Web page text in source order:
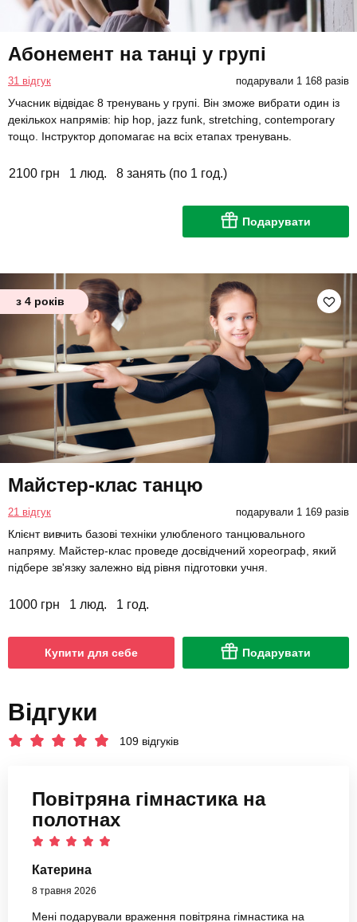
Абонемент на танці у групі
31 відгук подарували 1 168 разів
Учасник відвідає 8 тренувань у групі. Він зможе вибрати один із
декількох напрямів: hip hop, jazz funk, stretching, contemporary
тощо. Інструктор допомагає на всіх етапах тренувань.
2100 грн 1 люд. 8 занять (по 1 год.)
Подарувати
з 4 років
Майстер-клас танцю
21 відгук подарували 1 169 разів
Клієнт вивчить базові техніки улюбленого танцювального
напряму. Майстер-клас проведе досвідчений хореограф, який
підбере зв'язку залежно від рівня підготовки учня.
1000 грн 1 люд. 1 год.
Купити для себе Подарувати
Відгуки
109 відгуків
Повітряна гімнастика на
полотнах
Катерина
8 травня 2026
Мені подарували враження повітряна гімнастика на